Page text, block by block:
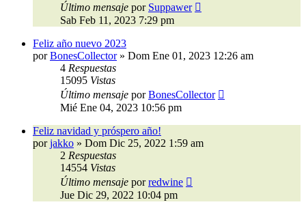
Último mensaje por Suppawer
Sab Feb 11, 2023 7:29 pm
Feliz año nuevo 2023
porBonesCollector» Dom Ene 01, 2023 12:26 am
4 Respuestas
15095 Vistas
Último mensaje porBonesCollector
Mié Ene 04, 2023 10:56 pm
Feliz navidad y próspero año!
porjakko » Dom Dic 25, 2022 1:59 am
2 Respuestas
14554 Vistas
Último mensaje porredwine
Jue Dic 29, 2022 10:04 pm